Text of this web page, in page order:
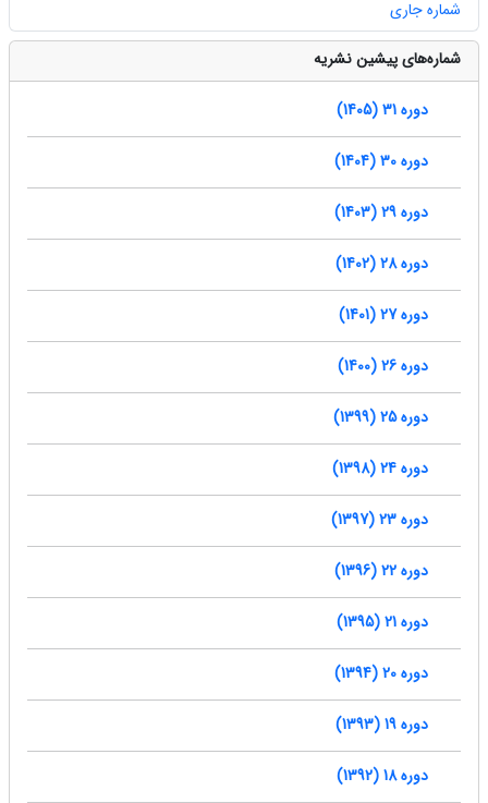
شماره جاری
شماره‌های پیشین نشریه
دوره 31 (1405)
دوره 30 (1404)
دوره 29 (1403)
دوره 28 (1402)
دوره 27 (1401)
دوره 26 (1400)
دوره 25 (1399)
دوره 24 (1398)
دوره 23 (1397)
دوره 22 (1396)
دوره 21 (1395)
دوره 20 (1394)
دوره 19 (1393)
دوره 18 (1392)